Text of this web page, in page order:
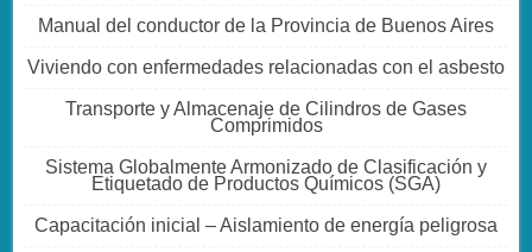
Manual del conductor de la Provincia de Buenos Aires
Viviendo con enfermedades relacionadas con el asbesto
Transporte y Almacenaje de Cilindros de Gases
Comprimidos
Sistema Globalmente Armonizado de Clasificación y
Etiquetado de Productos Químicos (SGA)
Capacitación inicial – Aislamiento de energía peligrosa